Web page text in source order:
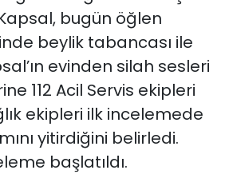
bugün öğlen
beylik tabancası ile
evinden silah sesleri
112 Acil Servis ekipleri
ekipleri ilk incelemede
yitirdiğini belirledi.
başlatıldı.